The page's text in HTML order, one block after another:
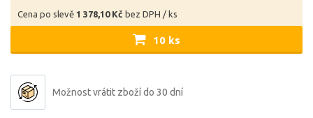
Cena po slevě 1 378,10 Kč bez DPH / ks
10 ks
Možnost vrátit zboží do 30 dní